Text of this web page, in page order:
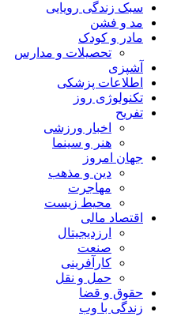
سبک زندگی رویایی
مد و فشن
مادر و کودک
تحصیلات و مدارس
آشپزی
اطلاعات پزشکی
تکنولوژی روز
تفریح
اخبار ورزشی
هنر و سینما
جهان امروز
دین و مذهب
مهاجرت
محیط زیست
اقتصاد مالی
ارزدیجیتال
صنعت
کارآفرینی
حمل و نقل
حقوق و قضا
زندگی با وب